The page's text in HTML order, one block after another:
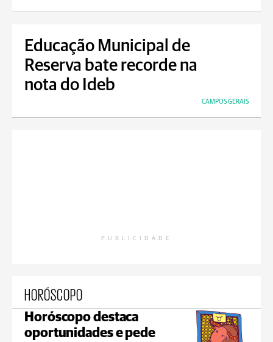
Educação Municipal de
Reserva bate recorde na
nota do Ideb
CAMPOS GERAIS
PUBLICIDADE
HORÓSCOPO
Horóscopo destaca
oportunidades e pede